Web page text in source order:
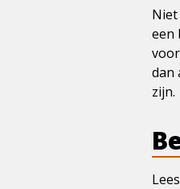
een
dan
zijn.